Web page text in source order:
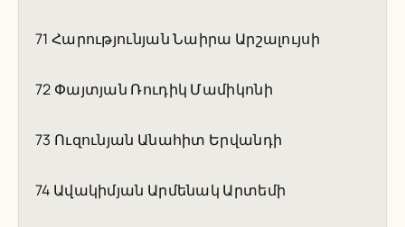
71 Հարությունյան Նաիրա Արշալույսի
72 Փայտյան Ռուդիկ Մամիկոնի
73 Ուզունյան Անահիտ Երվանդի
74 Ավակիմյան Արմենակ Արտեմի